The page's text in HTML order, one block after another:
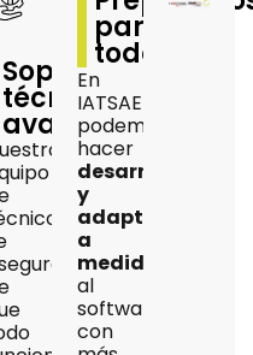
Soporte
técnico
avanzado
para
todo
En
IATSAE
podemos
hacer
desarrollos
y
adaptaciones
a
medida
al
software,
con